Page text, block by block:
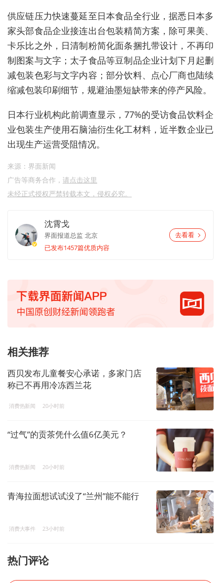
供应链压力快速蔓延至日本食品全行业，据悉日本多
家头部食品企业接连出台包装精简方案，除可果美、
卡乐比之外，日清制粉简化面条捆扎带设计，不再印
制图案与文字；太子食品等豆制品企业计划下月起删
减包装色彩与文字内容；部分饮料、点心厂商也陆续
缩减包装印刷细节，规避油墨短缺带来的停产风险。
日本行业机构此前调查显示，77%的受访食品饮料企
业包装生产使用石脑油衍生化工材料，近半数企业已
出现生产运营受阻情况。
来源：界面新闻
广告等商务合作， 请点击这里
未经正式授权严禁转载本文，侵权必究。
沈霄戈
界面报道总监 北京
已发布1457篇优质内容
去看看
相关推荐
西贝发布儿童餐安心承诺，多家门店
称已不再用冷冻西兰花
消费热新闻 20小时前
“过气”的贡茶凭什么值6亿美元？
消费热新闻 20小时前
青海拉面想试试没了“兰州”能不能行
消费大事件 23小时前
热门评论